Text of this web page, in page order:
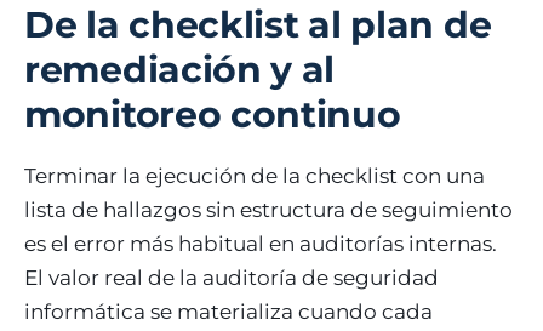
De la checklist al plan de
remediación y al
monitoreo continuo
Terminar la ejecución de la checklist con una
lista de hallazgos sin estructura de seguimiento
es el error más habitual en auditorías internas.
El valor real de la auditoría de seguridad
informática se materializa cuando cada